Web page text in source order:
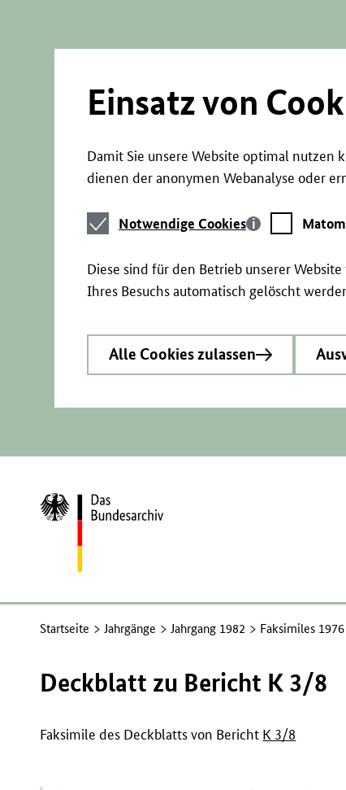
Einsatz von
Damit Sie unsere Website optimal nutzen
dienen der anonymen Webanalyse oder
Notwendige
Cookies
Notwendige Cookies
Matomo
Webstatistik
Diese sind für den Betrieb unserer
Ihres Besuchs automatisch gelöscht
Alle Cookies zulassen
Zur
Startseite
Startseite Jahrgänge Jahrgang 1982 Faksimiles 1976
Deckblatt zu Bericht K 3/8
Faksimile des Deckblatts von Bericht K 3/8